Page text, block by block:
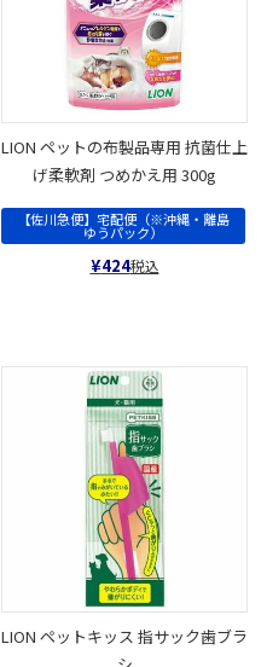
LION ペットの布製品専用 抗菌仕上
げ柔軟剤 つめかえ用 300g
【佐川急便】宅配便（※沖縄・離島
ゆうパック）
¥424税込
LION ペットキッス 指サック歯ブラ